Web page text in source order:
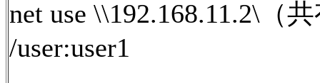
net use \\192.168.11.2\（
/user:user1